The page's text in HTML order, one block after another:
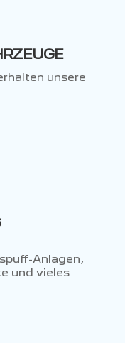
unsere
Anlagen,
und vieles